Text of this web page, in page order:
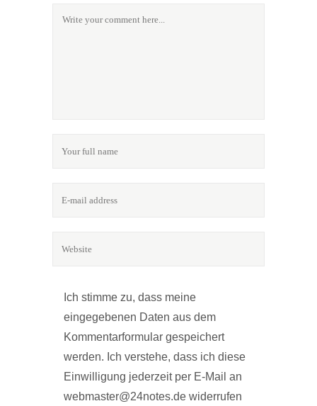
Ich stimme zu, dass meine
eingegebenen Daten aus dem
Kommentarformular gespeichert
werden. Ich verstehe, dass ich diese
Einwilligung jederzeit per E-Mail an
webmaster@24notes.de widerrufen